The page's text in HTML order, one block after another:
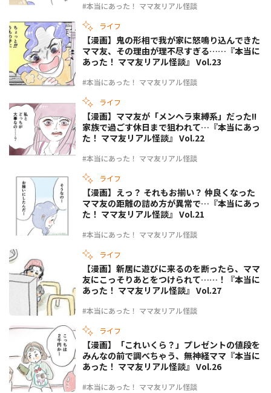
#本当にあった！ ママ友リアル怪談
ライフ
#本当にあった！ ママ友リアル怪談
【漫画】鬼の形相で我が家に怒鳴り込んできた
ママ友、その理由が理不尽すぎる……『本当に
あった！ ママ友リアル怪談』 Vol.23
ライフ
#本当にあった！ ママ友リアル怪談
【漫画】ママ友が「メンヘラ束縛系」だった!!
家族で過ごす休日まで狙われて…『本当にあっ
た！ ママ友リアル怪談』 Vol.22
ライフ
#本当にあった！ ママ友リアル怪談
【漫画】えっ？ それもお揃い？ 仲良くなった
ママ友の距離の詰め方が異常で…『本当にあっ
た！ ママ友リアル怪談』 Vol.21
ライフ
#本当にあった！ ママ友リアル怪談
【漫画】新居に遊びに来るのを断ったら、ママ
友にこっそりあとをつけられて……！『本当に
あった！ ママ友リアル怪談』 Vol.27
ライフ
#本当にあった！ ママ友リアル怪談
【漫画】「これいくら？」プレゼントの値段を
みんなの前で調べちゃう、無神経ママ『本当に
あった！ ママ友リアル怪談』 Vol.26